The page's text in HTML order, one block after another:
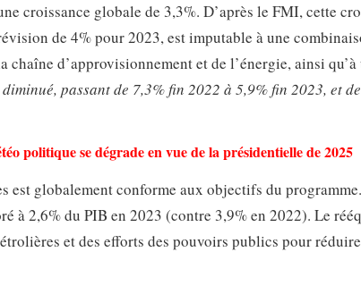
croissance globale de 3,3%. D’après le FMI, cette
de 4% pour 2023, est imputable à une
chaîne d’approvisionnement et de l’énergie, ainsi
passant de 7,3% fin 2022 à 5,9% fin 2023, et
politique se dégrade en vue de la présidentielle de 2025
est globalement conforme aux objectifs du
à 2,6% du PIB en 2023 (contre 3,9% en 2022). Le
et des efforts des pouvoirs publics pour